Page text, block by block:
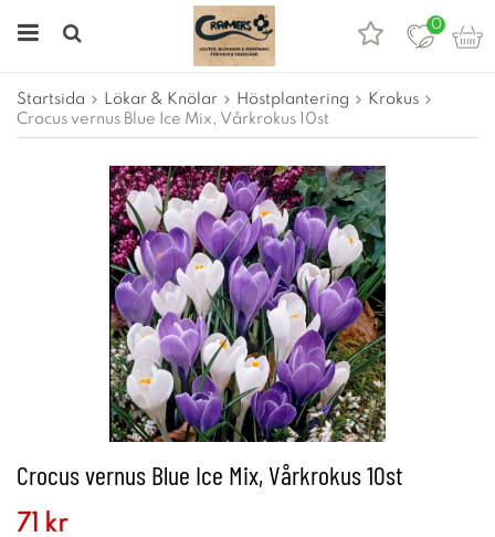
0
Startsida Lökar & Knölar Höstplantering
Krokus
Crocus vernus Blue Ice Mix, Vårkrokus 10st
Crocus vernus Blue Ice Mix, Vårkrokus 10st
71 kr